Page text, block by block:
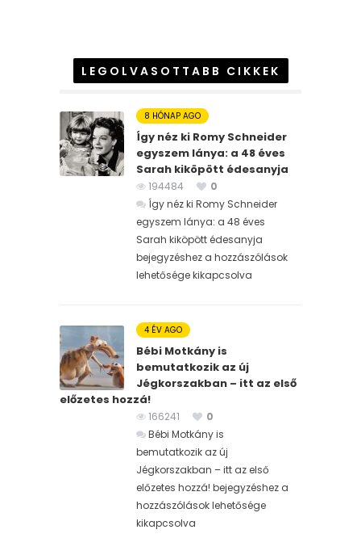
LEGOLVASOTTABB CIKKEK
8 HÓNAP AGO
Így néz ki Romy Schneider
egyszem lánya: a 48 éves
Sarah kiköpött édesanyja
194484
0
Így néz ki Romy Schneider
egyszem lánya: a 48 éves
Sarah kiköpött édesanyja
bejegyzéshez a hozzászólások
lehetősége kikapcsolva
4 ÉV AGO
Bébi Motkány is
bemutatkozik az új
Jégkorszakban – itt az első
előzetes hozzá!
166241
0
Bébi Motkány is
bemutatkozik az új
Jégkorszakban – itt az első
előzetes hozzá! bejegyzéshez a
hozzászólások lehetősége
kikapcsolva